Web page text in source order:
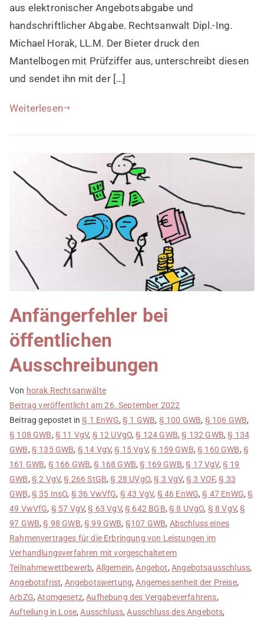
aus elektronischer Angebotsabgabe und
handschriftlicher Abgabe. Rechtsanwalt Dipl.-Ing.
Michael Horak, LL.M. Der Bieter druck den
Mantelbogen mit Prüfziffer aus, unterschreibt diesen
und sendet ihn mit der […]
Weiterlesen
Anfängerfehler bei
öffentlichen
Ausschreibungen
Von horak Rechtsanwälte
Beitrag veröffentlicht am26. September 2022
Beitrag gepostet in§ 1 EnWG,§ 1 GWB, § 100 GWB, § 106 GWB,
§ 108 GWB, § 11 VgV, § 12 UVgO,§ 124 GWB,§ 132 GWB,§ 134
GWB, § 135 GWB, § 14 VgV,§ 15 VgV,§ 159 GWB,§ 160 GWB, §
161 GWB, § 166 GWB,§ 168 GWB,§ 169 GWB,§ 17 VgV, § 19
GWB, § 2 VgV,§ 266 StGB,§ 28 UVgO,§ 3 VgV, § 3 VOF,§ 33
GWB, § 35 InsO, § 36 VwVfG, § 43 VgV, § 46 EnWG,§ 47 EnWG,§
49 VwVfG, § 57 VgV,§ 63 VgV,§ 642 BGB,§ 8 UVgO, § 8 VgV,§
97 GWB,§ 98 GWB,§ 99 GWB, §107 GWB, Abschluss eines
Rahmenvertrages für die Erbringung von Leistungen im
Verhandlungsverfahren mit vorgeschaltetem
Teilnahmewettbewerb, Allgemein,Angebot, Angebotsausschluss,
Angebotsfrist, Angebotswertung,Angemessenheit der Preise,
ArbZG,Atomgesetz,Aufhebung des Vergabeverfahrens,
Aufteilung in Lose,Ausschluss,Ausschluss des Angebots,